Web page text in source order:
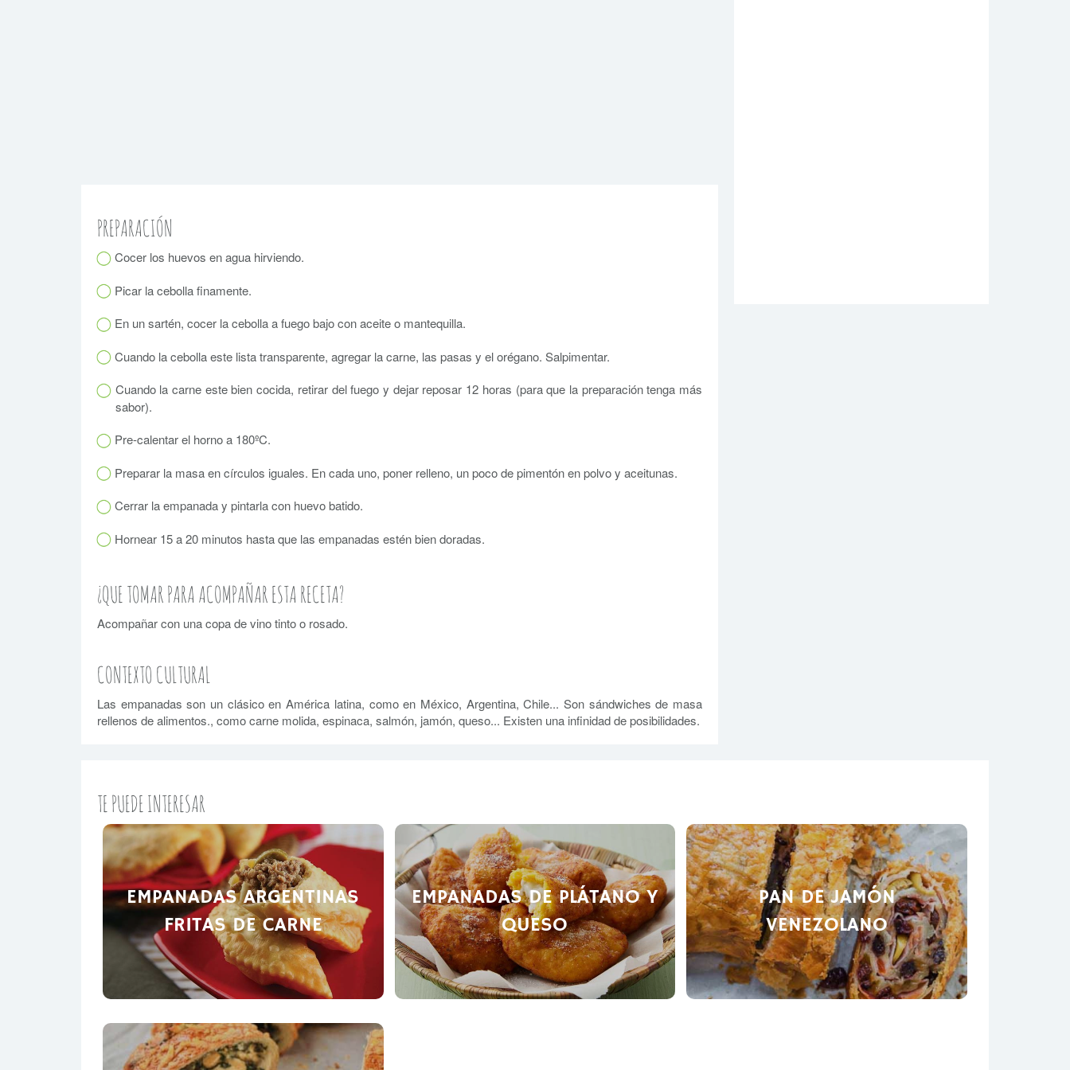
PREPARACIÓN
Cocer los huevos en agua hirviendo.
Picar la cebolla finamente.
En un sartén, cocer la cebolla a fuego bajo con aceite o mantequilla.
Cuando la cebolla este lista transparente, agregar la carne, las pasas y el orégano. Salpimentar.
Cuando la carne este bien cocida, retirar del fuego y dejar reposar 12 horas (para que la preparación tenga más
sabor).
Pre-calentar el horno a 180ºC.
Preparar la masa en círculos iguales. En cada uno, poner relleno, un poco de pimentón en polvo y aceitunas.
Cerrar la empanada y pintarla con huevo batido.
Hornear 15 a 20 minutos hasta que las empanadas estén bien doradas.
¿QUE TOMAR PARA ACOMPAÑAR ESTA RECETA?
Acompañar con una copa de vino tinto o rosado.
CONTEXTO CULTURAL
Las empanadas son un clásico en América latina, como en México, Argentina, Chile... Son sándwiches de masa
rellenos de alimentos., como carne molida, espinaca, salmón, jamón, queso... Existen una infinidad de posibilidades.
TE PUEDE INTERESAR
EMPANADAS ARGENTINAS
FRITAS DE CARNE
EMPANADAS DE PLÁTANO Y
QUESO
PAN DE JAMÓN
VENEZOLANO